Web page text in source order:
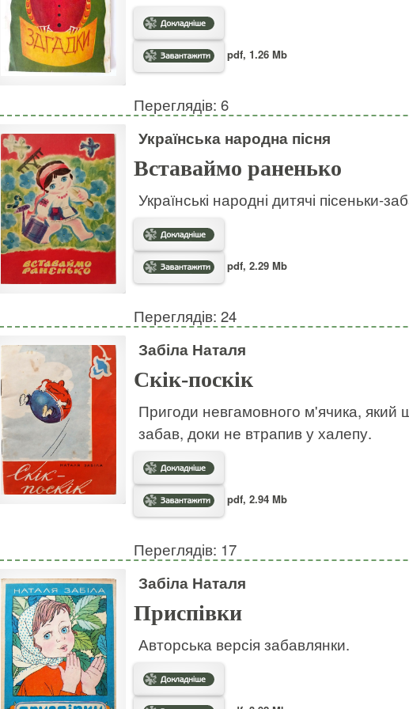
pdf, 1.26 Mb
Переглядів: 6
Українська народна пісня
Вставаймо раненько
Українські народні дитячі пісеньки-
pdf, 2.29 Mb
Переглядів: 24
Забіла Наталя
Скік-поскік
Пригоди невгамовного м'ячика, який
забав, доки не втрапив у халепу.
pdf, 2.94 Mb
Переглядів: 17
Забіла Наталя
Приспівки
Авторська версія забавлянки.